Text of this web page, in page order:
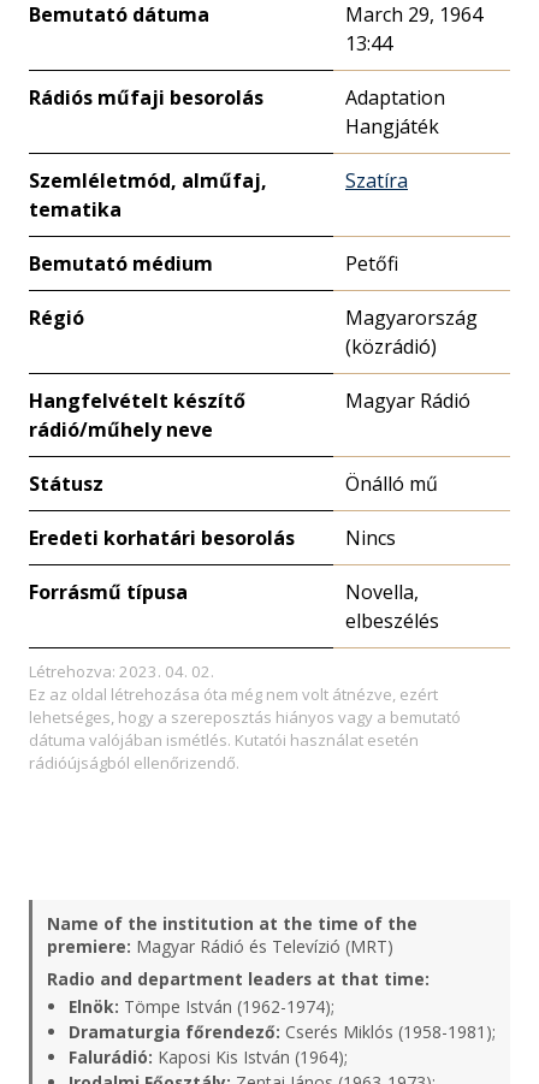
Bemutató dátuma
March 29, 1964
13:44
Rádiós műfaji besorolás
Adaptation
Hangjáték
Szemléletmód, alműfaj,
tematika
Szatíra
Bemutató médium Petőfi
Régió
Magyarország
(közrádió)
Hangfelvételt készítő
rádió/műhely neve
Magyar Rádió
Státusz Önálló mű
Eredeti korhatári besorolás Nincs
Forrásmű típusa
Novella,
elbeszélés
Létrehozva: 2023. 04. 02.
Ez az oldal létrehozása óta még nem volt átnézve, ezért
lehetséges, hogy a szereposztás hiányos vagy a bemutató
dátuma valójában ismétlés. Kutatói használat esetén
rádióújságból ellenőrizendő.
Name of the institution at the time of the
premiere: Magyar Rádió és Televízió (MRT)
Radio and department leaders at that time:
Elnök: Tömpe István (1962-1974);
Dramaturgia főrendező: Cserés Miklós (1958-1981);
Falurádió: Kaposi Kis István (1964);